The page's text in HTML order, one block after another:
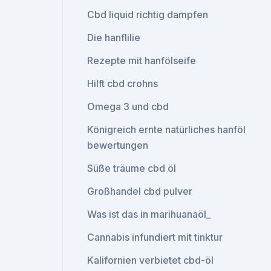
Cbd liquid richtig dampfen
Die hanflilie
Rezepte mit hanfölseife
Hilft cbd crohns
Omega 3 und cbd
Königreich ernte natürliches hanföl
bewertungen
Süße träume cbd öl
Großhandel cbd pulver
Was ist das in marihuanaöl_
Cannabis infundiert mit tinktur
Kalifornien verbietet cbd-öl